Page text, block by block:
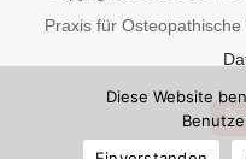
Praxis für
Diese Website